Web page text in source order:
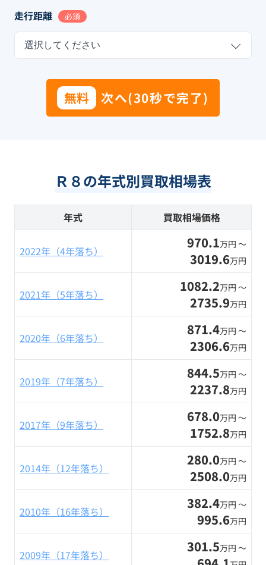
走行距離 必須
選択してください
無料 次へ(30秒で完了)
Ｒ８の年式別買取相場表
年式 買取相場価格
2022年（4年落ち） 970.1万円 〜
3019.6万円
2021年（5年落ち） 1082.2万円 〜
2735.9万円
2020年（6年落ち） 871.4万円 〜
2306.6万円
2019年（7年落ち） 844.5万円 〜
2237.8万円
2017年（9年落ち） 678.0万円 〜
1752.8万円
2014年（12年落ち） 280.0万円 〜
2508.0万円
2010年（16年落ち） 382.4万円 〜
995.6万円
2009年（17年落ち） 301.5万円 〜